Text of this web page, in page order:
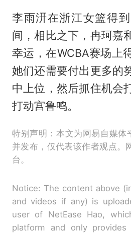
李雨汧在浙江女篮得
间，相比之下，冉珂嘉
幸运，在WCBA赛场上
她们还需要付出更多的
中上位，然后抓住机会
打动宫鲁鸣。
特别声明：本文为网易自媒体
并发布，仅代表该作者观点。
台。
Notice: The content above
and videos if any) is
user of NetEase Hao,
platform and only provides